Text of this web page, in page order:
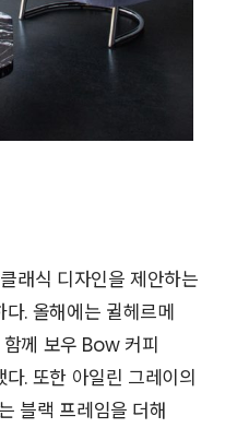
래식 디자인을 제안하는
. 올해에는 귈헤르메
께 보우 Bow 커피
. 또한 아일린 그레이의
블랙 프레임을 더해